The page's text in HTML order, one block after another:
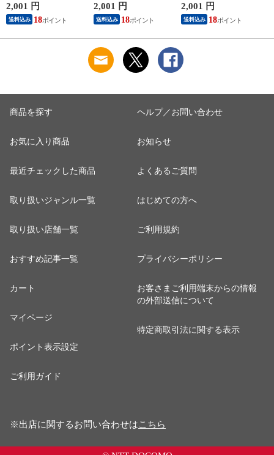
っとり 保湿 ストレ
ッチ ボタニカル タ
ンクトップ 秋冬 お
2,001 円
送料込み 18
り インナーシャツ
パッド付き 春夏 汗
染み 防止 汗 対策 綿
ット工業 S5022B-RT
涼しい 肌着
2,001 円
送料込み 18
り インナーシャツ
パッド付き 春夏 汗
染み 防止 汗 対策 綿
ット工業 S5022B-RT
涼しい 肌着
2,001 円
送料込み 18
商品を探す
お気に入り商品
最近チェックした商品
取り扱いジャンル一覧
取り扱い店舗一覧
おすすめ記事一覧
カート
マイページ
ポイント表示設定
ご利用ガイド
ヘルプ／お問い合わせ
お知らせ
よくあるご質問
はじめての方へ
ご利用規約
プライバシーポリシー
お客さまご利用端末からの情報
の外部送信について
特定商取引法に関する表示
※出店に関するお問い合わせはこちら